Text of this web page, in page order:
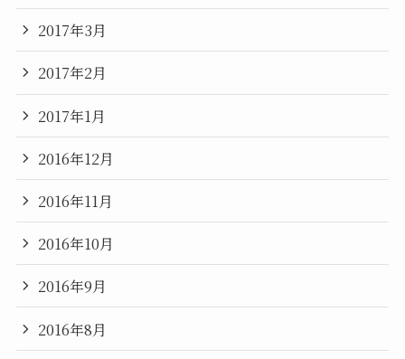
2017年3月
2017年2月
2017年1月
2016年12月
2016年11月
2016年10月
2016年9月
2016年8月